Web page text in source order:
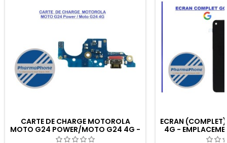
CARTE DE CHARGE MOTOROLA
MOTO G24 POWER/MOTO G24 4G -
EMPLACEMENT : Z02-R15-E15
ECRAN
4G -